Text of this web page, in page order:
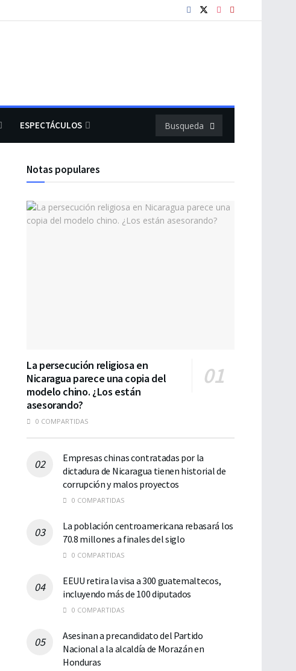
ESPECTÁCULOS
Notas populares
La persecución religiosa en
Nicaragua parece una copia del
modelo chino. ¿Los están
asesorando?
0 COMPARTIDAS
Empresas chinas contratadas por la
dictadura de Nicaragua tienen historial de
corrupción y malos proyectos
0 COMPARTIDAS
La población centroamericana rebasará los
70.8 millones a finales del siglo
0 COMPARTIDAS
EEUU retira la visa a 300 guatemaltecos,
incluyendo más de 100 diputados
0 COMPARTIDAS
Asesinan a precandidato del Partido
Nacional a la alcaldía de Morazán en
Honduras